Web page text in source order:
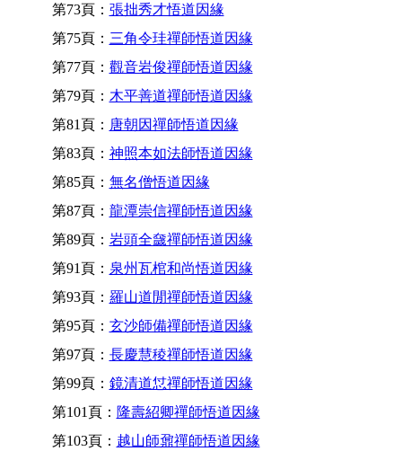
第73頁： 張拙秀才悟道因緣
第75頁： 三角令珪禪師悟道因緣
第77頁： 觀音岩俊禪師悟道因緣
第79頁： 木平善道禪師悟道因緣
第81頁： 唐朝因禪師悟道因緣
第83頁： 神照本如法師悟道因緣
第85頁： 無名僧悟道因緣
第87頁： 龍潭崇信禪師悟道因緣
第89頁： 岩頭全奯禪師悟道因緣
第91頁： 泉州瓦棺和尚悟道因緣
第93頁： 羅山道閒禪師悟道因緣
第95頁： 玄沙師備禪師悟道因緣
第97頁： 長慶慧稜禪師悟道因緣
第99頁： 鏡清道怤禪師悟道因緣
第101頁： 隆壽紹卿禪師悟道因緣
第103頁： 越山師鼐禪師悟道因緣